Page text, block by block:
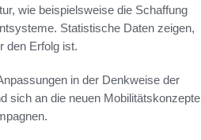
wie beispielsweise die Schaffung
Statistische Daten zeigen,
den Erfolg ist.
in der Denkweise der
sich an die neuen Mobilitätskonzepte